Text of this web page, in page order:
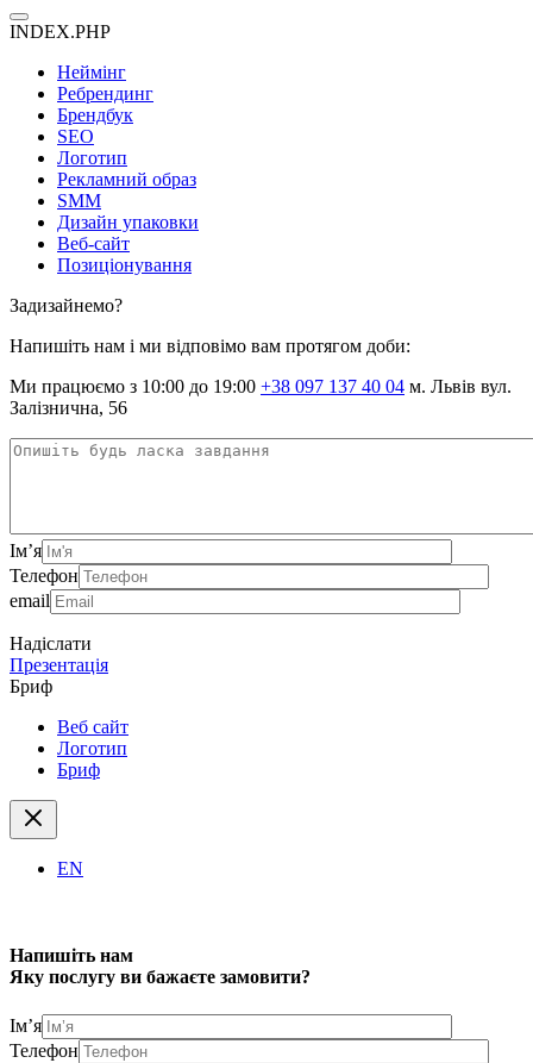
INDEX.PHP
Неймінг
Ребрендинг
Брендбук
SEO
Логотип
Рекламний образ
SMM
Дизайн упаковки
Веб-сайт
Позиціонування
Задизайнемо?
Напишіть нам і ми відповімо вам протягом доби:
Ми працюємо з 10:00 до 19:00 +38 097 137 40 04 м. Львів вул.
Залізнична, 56
Ім’я
Телефон
email
Надіслати
Презентація
Бриф
Веб сайт
Логотип
Бриф
EN
Напишіть нам
Яку послугу ви бажаєте замовити?
Ім’я
Телефон